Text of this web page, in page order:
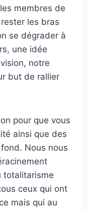
membres de
les bras
se dégrader à
une idée
notre
but de rallier
pour que vous
ainsi que des
Nous nous
totalitarisme
ceux qui ont
mais qui au